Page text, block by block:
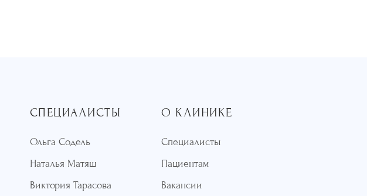
СПЕЦИАЛИСТЫ
Ольга Содель
Наталья Матяш
Виктория Тарасова
О КЛИНИКЕ
Специалисты
Пациентам
Вакансии